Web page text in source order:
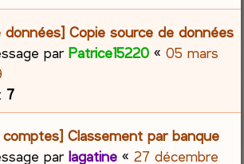
données] Copie source de données
parPatrice15220 «05 mars
7
Classement par banque
parlagatine «27 décembre